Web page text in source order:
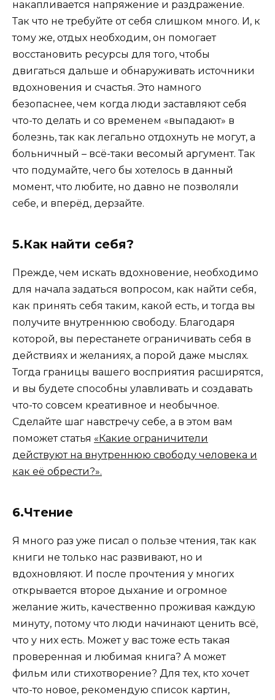
накапливается напряжение и раздражение.
Так что не требуйте от себя слишком много. И, к
тому же, отдых необходим, он помогает
восстановить ресурсы для того, чтобы
двигаться дальше и обнаруживать источники
вдохновения и счастья. Это намного
безопаснее, чем когда люди заставляют себя
что-то делать и со временем «выпадают» в
болезнь, так как легально отдохнуть не могут, а
больничный – всё-таки весомый аргумент. Так
что подумайте, чего бы хотелось в данный
момент, что любите, но давно не позволяли
себе, и вперёд, дерзайте.
5.Как найти себя?
Прежде, чем искать вдохновение, необходимо
для начала задаться вопросом, как найти себя,
как принять себя таким, какой есть, и тогда вы
получите внутреннюю свободу. Благодаря
которой, вы перестанете ограничивать себя в
действиях и желаниях, а порой даже мыслях.
Тогда границы вашего восприятия расширятся,
и вы будете способны улавливать и создавать
что-то совсем креативное и необычное.
Сделайте шаг навстречу себе, а в этом вам
поможет статья «Какие ограничители
действуют на внутреннюю свободу человека и
как её обрести?».
6.Чтение
Я много раз уже писал о пользе чтения, так как
книги не только нас развивают, но и
вдохновляют. И после прочтения у многих
открывается второе дыхание и огромное
желание жить, качественно проживая каждую
минуту, потому что люди начинают ценить всё,
что у них есть. Может у вас тоже есть такая
проверенная и любимая книга? А может
фильм или стихотворение? Для тех, кто хочет
что-то новое, рекомендую список картин,